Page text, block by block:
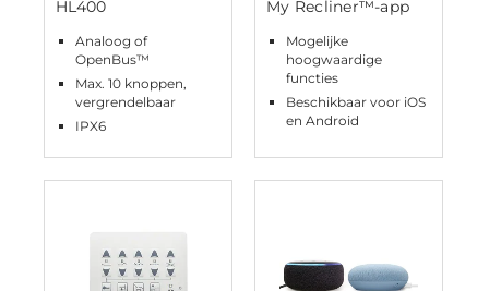
HL400
Analoog of
OpenBus™
Max. 10 knoppen,
vergrendelbaar
IPX6
My Recliner™-app
Mogelijke
hoogwaardige
functies
Beschikbaar voor iOS
en Android